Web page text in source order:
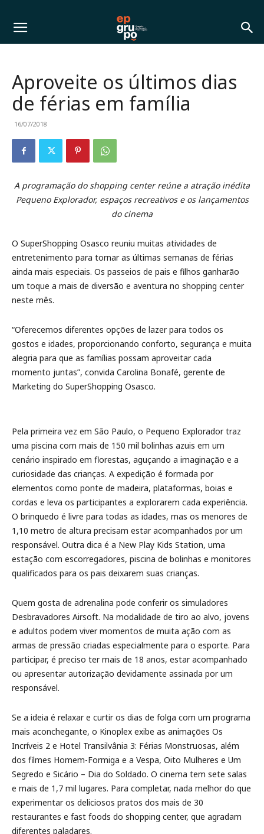
Aproveite os últimos dias
de férias em família
16/07/2018
A programação do shopping center reúne a atração inédita
Pequeno Explorador, espaços recreativos e os lançamentos
do cinema
O SuperShopping Osasco reuniu muitas atividades de
entretenimento para tornar as últimas semanas de férias
ainda mais especiais. Os passeios de pais e filhos ganharão
um toque a mais de diversão e aventura no shopping center
neste mês.
“Oferecemos diferentes opções de lazer para todos os
gostos e idades, proporcionando conforto, segurança e muita
alegria para que as famílias possam aproveitar cada
momento juntas”, convida Carolina Bonafé, gerente de
Marketing do SuperShopping Osasco.
Pela primeira vez em São Paulo, o Pequeno Explorador traz
uma piscina com mais de 150 mil bolinhas azuis em um
cenário inspirado em florestas, aguçando a imaginação e a
curiosidade das crianças. A expedição é formada por
elementos como ponte de madeira, plataformas, boias e
cordas e leva os participantes a explorarem cada experiência.
O brinquedo é livre para todas as idades, mas os menores de
1,10 metro de altura precisam estar acompanhados por um
responsável. Outra dica é a New Play Kids Station, uma
estação com escorregadores, piscina de bolinhas e monitores
qualificados para os pais deixarem suas crianças.
Quem gosta de adrenalina pode conferir os simuladores
Desbravadores Airsoft. Na modalidade de tiro ao alvo, jovens
e adultos podem viver momentos de muita ação com as
armas de pressão criadas especialmente para o esporte. Para
participar, é preciso ter mais de 18 anos, estar acompanhado
ou apresentar autorização devidamente assinada por um
responsável.
Se a ideia é relaxar e curtir os dias de folga com um programa
mais aconchegante, o Kinoplex exibe as animações Os
Incríveis 2 e Hotel Transilvânia 3: Férias Monstruosas, além
dos filmes Homem-Formiga e a Vespa, Oito Mulheres e Um
Segredo e Sicário – Dia do Soldado. O cinema tem sete salas
e mais de 1,7 mil lugares. Para completar, nada melhor do que
experimentar os deliciosos pratos dos mais de 30
restaurantes e fast foods do shopping center, que agradam
diferentes paladares.